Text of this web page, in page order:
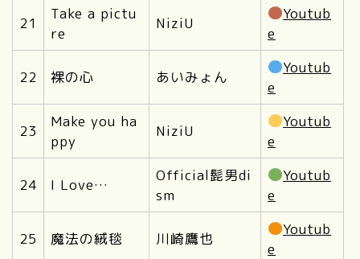
21
Take a pictu
re
NiziU
Youtub
e
22 裸の心 あいみょん
Youtub
e
23
Make you ha
ppy
NiziU
Youtub
e
24 I Love…
Official髭男di
sm
Youtub
e
25 魔法の絨毯 川崎鷹也
Youtub
e